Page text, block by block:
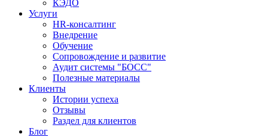
КЭДО
Услуги
HR-консалтинг
Внедрение
Обучение
Сопровождение и развитие
Аудит системы "БОСС"
Полезные материалы
Клиенты
Истории успеха
Отзывы
Раздел для клиентов
Блог